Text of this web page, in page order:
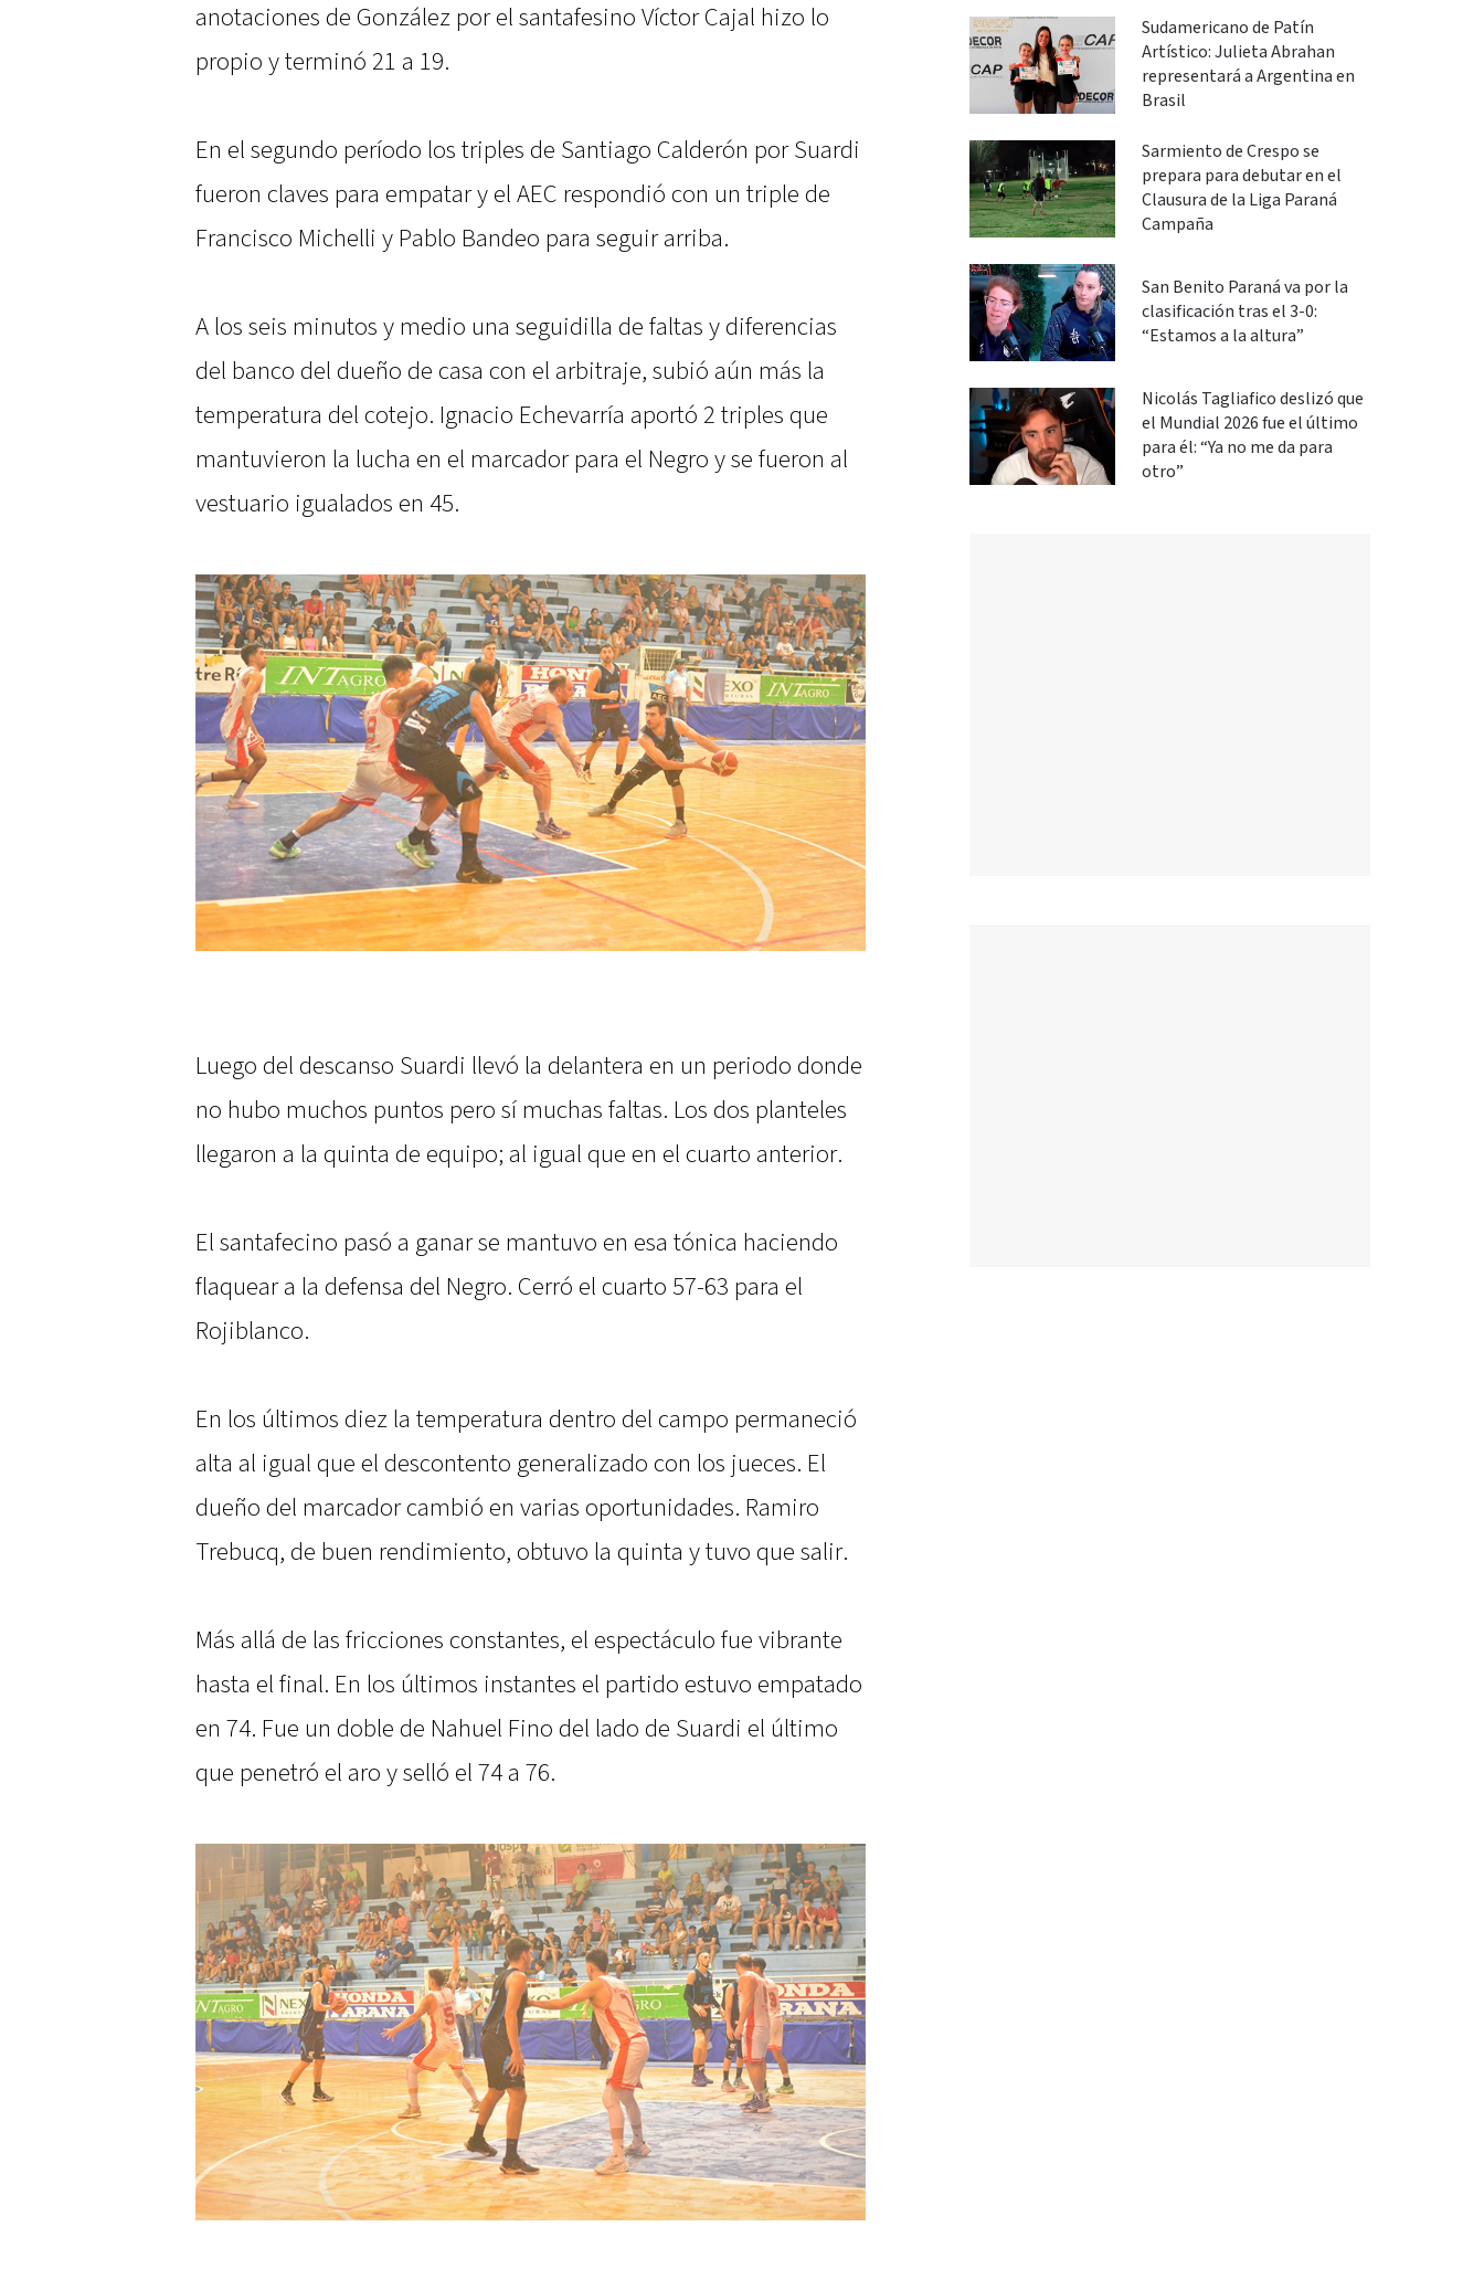
anotaciones de González por el santafesino Víctor Cajal hizo lo
propio y terminó 21 a 19.
En el segundo período los triples de Santiago Calderón por Suardi
fueron claves para empatar y el AEC respondió con un triple de
Francisco Michelli y Pablo Bandeo para seguir arriba.
A los seis minutos y medio una seguidilla de faltas y diferencias
del banco del dueño de casa con el arbitraje, subió aún más la
temperatura del cotejo. Ignacio Echevarría aportó 2 triples que
mantuvieron la lucha en el marcador para el Negro y se fueron al
vestuario igualados en 45.
Luego del descanso Suardi llevó la delantera en un periodo donde
no hubo muchos puntos pero sí muchas faltas. Los dos planteles
llegaron a la quinta de equipo; al igual que en el cuarto anterior.
El santafecino pasó a ganar se mantuvo en esa tónica haciendo
flaquear a la defensa del Negro. Cerró el cuarto 57-63 para el
Rojiblanco.
En los últimos diez la temperatura dentro del campo permaneció
alta al igual que el descontento generalizado con los jueces. El
dueño del marcador cambió en varias oportunidades. Ramiro
Trebucq, de buen rendimiento, obtuvo la quinta y tuvo que salir.
Más allá de las fricciones constantes, el espectáculo fue vibrante
hasta el final. En los últimos instantes el partido estuvo empatado
en 74. Fue un doble de Nahuel Fino del lado de Suardi el último
que penetró el aro y selló el 74 a 76.
Sudamericano de Patín
Artístico: Julieta Abrahan
representará a Argentina en
Brasil
Sarmiento de Crespo se
prepara para debutar en el
Clausura de la Liga Paraná
Campaña
San Benito Paraná va por la
clasificación tras el 3-0:
“Estamos a la altura”
Nicolás Tagliafico deslizó que
el Mundial 2026 fue el último
para él: “Ya no me da para
otro”